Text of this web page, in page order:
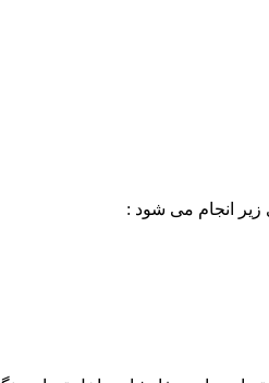
انجام می شود :